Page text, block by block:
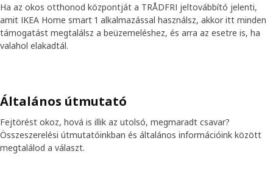
Ha az okos otthonod központját a TRÅDFRI jeltovábbító jelenti,
amit IKEA Home smart 1 alkalmazással használsz, akkor itt minden
támogatást megtalálsz a beüzemeléshez, és arra az esetre is, ha
valahol elakadtál.
Általános útmutató
Fejtörést okoz, hová is illik az utolsó, megmaradt csavar?
Összeszerelési útmutatóinkban és általános információink között
megtalálod a választ.